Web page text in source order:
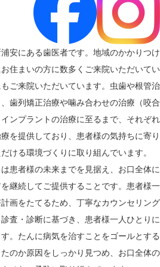
安にある歯医者です。地域のかかりつけ
住まいの方に数多くご来院いただいてい
ご来院いただいています。虫歯や根管治
歯列矯正治療や噛み合わせの治療（咬合
ンプラントの治療に至るまで、それぞれ
を提供しており、患者様の気持ちに寄り
ける環境づくりに取り組んでいます。
患者様の未来までを見据え、お口全体に
継続してご提供することです。患者様一
画をたてるため、丁寧なカウンセリング
査・診断に基づき、患者様一人ひとりに
。たんに病気を治すことをゴールとする
のか原因をしっかり見つめ、お口全体の